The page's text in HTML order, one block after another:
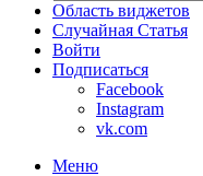
Область виджетов
Случайная Статья
Войти
Подписаться
Facebook
Instagram
vk.com
Меню